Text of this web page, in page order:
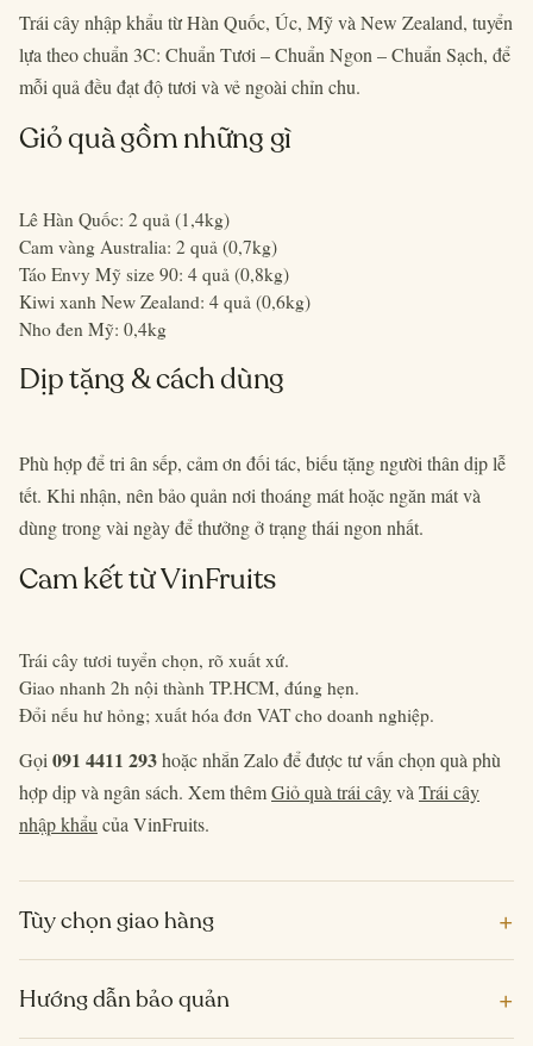
Trái cây nhập khẩu từ Hàn Quốc, Úc, Mỹ và New Zealand, tuyển
lựa theo chuẩn 3C: Chuẩn Tươi – Chuẩn Ngon – Chuẩn Sạch, để
mỗi quả đều đạt độ tươi và vẻ ngoài chỉn chu.
Giỏ quà gồm những gì
Lê Hàn Quốc: 2 quả (1,4kg)
Cam vàng Australia: 2 quả (0,7kg)
Táo Envy Mỹ size 90: 4 quả (0,8kg)
Kiwi xanh New Zealand: 4 quả (0,6kg)
Nho đen Mỹ: 0,4kg
Dịp tặng & cách dùng
Phù hợp để tri ân sếp, cảm ơn đối tác, biếu tặng người thân dịp lễ
tết. Khi nhận, nên bảo quản nơi thoáng mát hoặc ngăn mát và
dùng trong vài ngày để thưởng ở trạng thái ngon nhất.
Cam kết từ VinFruits
Trái cây tươi tuyển chọn, rõ xuất xứ.
Giao nhanh 2h nội thành TP.HCM, đúng hẹn.
Đổi nếu hư hỏng; xuất hóa đơn VAT cho doanh nghiệp.
Gọi 091 4411 293hoặc nhắn Zalo để được tư vấn chọn quà phù
hợp dịp và ngân sách. Xem thêmGiỏ quà trái câyvà Trái cây
nhập khẩu của VinFruits.
Tùy chọn giao hàng +
Hướng dẫn bảo quản +